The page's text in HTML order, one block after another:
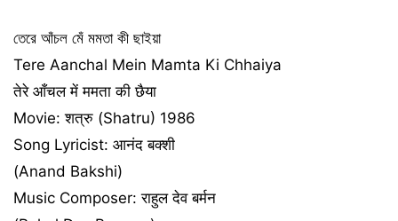
তেরে আঁচল মেঁ মমতা কী ছাইয়া
Tere Aanchal Mein Mamta Ki Chhaiya
तेरे आँचल में ममता की छैया
Movie: शत्रु (Shatru) 1986
Song Lyricist: आनंद बक्शी
(Anand Bakshi)
Music Composer: राहुल देव बर्मन